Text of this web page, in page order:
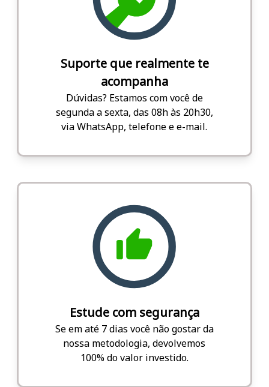
Suporte que realmente te
acompanha
Dúvidas? Estamos com você de
segunda a sexta, das 08h às 20h30,
via WhatsApp, telefone e e-mail.
Estude com segurança
Se em até 7 dias você não gostar da
nossa metodologia, devolvemos
100% do valor investido.